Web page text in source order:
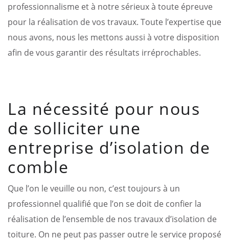
professionnalisme et à notre sérieux à toute épreuve
pour la réalisation de vos travaux. Toute l’expertise que
nous avons, nous les mettons aussi à votre disposition
afin de vous garantir des résultats irréprochables.
La nécessité pour nous
de solliciter une
entreprise d’isolation de
comble
Que l’on le veuille ou non, c’est toujours à un
professionnel qualifié que l’on se doit de confier la
réalisation de l’ensemble de nos travaux d’isolation de
toiture. On ne peut pas passer outre le service proposé